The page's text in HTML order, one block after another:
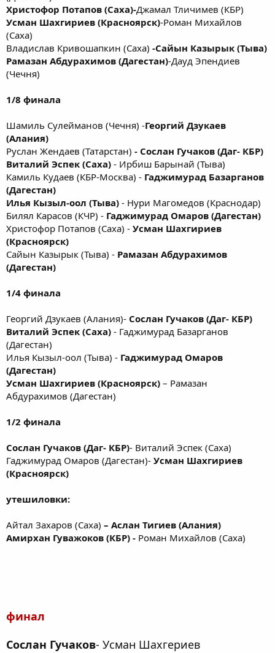
Христофор Потапов (Саха)-Джамал Тличимев (КБР)
Усман Шахгириев (Красноярск)-Роман Михайлов
(Саха)
Владислав Кривошапкин (Саха) -Сайын Казырык (Тыва)
Рамазан Абдурахимов (Дагестан)-Дауд Эпендиев
(Чечня)
1/8 финала
Шамиль Сулейманов (Чечня) -Георгий Дзукаев
(Алания)
Руслан Жендаев (Татарстан) - Сослан Гучаков (Даг- КБР)
Виталий Эспек (Саха) - Ирбиш Барынай (Тыва)
Камиль Кудаев (КБР-Москва) - Гаджимурад Базарганов
(Дагестан)
Илья Кызыл-оол (Тыва) - Нури Магомедов (Краснодар)
Билял Карасов (КЧР) - Гаджимурад Омаров (Дагестан)
Христофор Потапов (Саха) - Усман Шахгириев
(Красноярск)
Сайын Казырык (Тыва) - Рамазан Абдурахимов
(Дагестан)
1/4 финала
Георгий Дзукаев (Алания)- Сослан Гучаков (Даг- КБР)
Виталий Эспек (Саха) - Гаджимурад Базарганов
(Дагестан)
Илья Кызыл-оол (Тыва) - Гаджимурад Омаров
(Дагестан)
Усман Шахгириев (Красноярск) – Рамазан
Абдурахимов (Дагестан)
1/2 финала
Сослан Гучаков (Даг- КБР)- Виталий Эспек (Саха)
Гаджимурад Омаров (Дагестан)- Усман Шахгириев
(Красноярск)
утешиловки:
Айтал Захаров (Саха) – Аслан Тигиев (Алания)
Амирхан Гуважоков (КБР) - Роман Михайлов (Саха)
финал
Сослан Гучаков- Усман Шахгериев